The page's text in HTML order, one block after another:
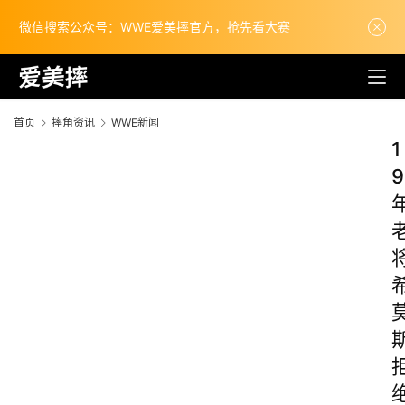
微信搜索公众号：WWE爱美摔官方，抢先看大赛
首页 摔角资讯 WWE新闻
1
9